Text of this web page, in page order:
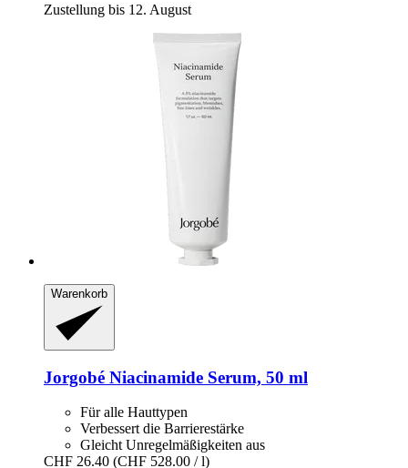
Zustellung bis 12. August
Warenkorb
Jorgobé Niacinamide Serum, 50 ml
Für alle Hauttypen
Verbessert die Barrierestärke
Gleicht Unregelmäßigkeiten aus
CHF 26.40 (CHF 528.00 / l)